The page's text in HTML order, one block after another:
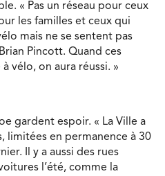
« Pas un réseau pour ceux
les familles et ceux qui
mais ne se sentent pas
Pincott. Quand ces
vélo, on aura réussi. »
gardent espoir. « La Ville a
limitées en permanence à 30
Il y a aussi des rues
l’été, comme la